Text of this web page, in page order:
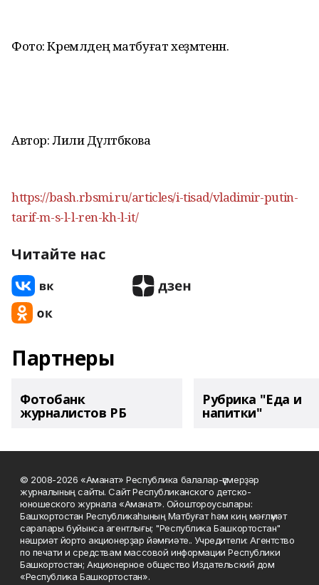
Фото: Кремлдең матбуғат хеҙмәтенән.
Автор: Лилиә Дәүләтбәкова
https://bash.rbsmi.ru/articles/i-tisad/vladimir-putin-
tarif-m-s-l-l-ren-kh-l-it/
Читайте нас
Партнеры
Фотобанк
журналистов РБ
Рубрика "Еда и
напитки"
© 2008-2026 «Аманат» Республика балалар-үҫмерҙәр
журналының сайты. Сайт Республиканского детско-
юношеского журнала «Аманат». Ойоштороусылары:
Башҡортостан Республикаһының Матбуғат һәм киң мәғлүмәт
саралары буйынса агентлығы; "Республика Башкортостан"
нәшриәт йорто акционерҙар йәмғиәте.. Учредители: Агентство
по печати и средствам массовой информации Республики
Башкортостан; Акционерное общество Издательский дом
«Республика Башкортостан».